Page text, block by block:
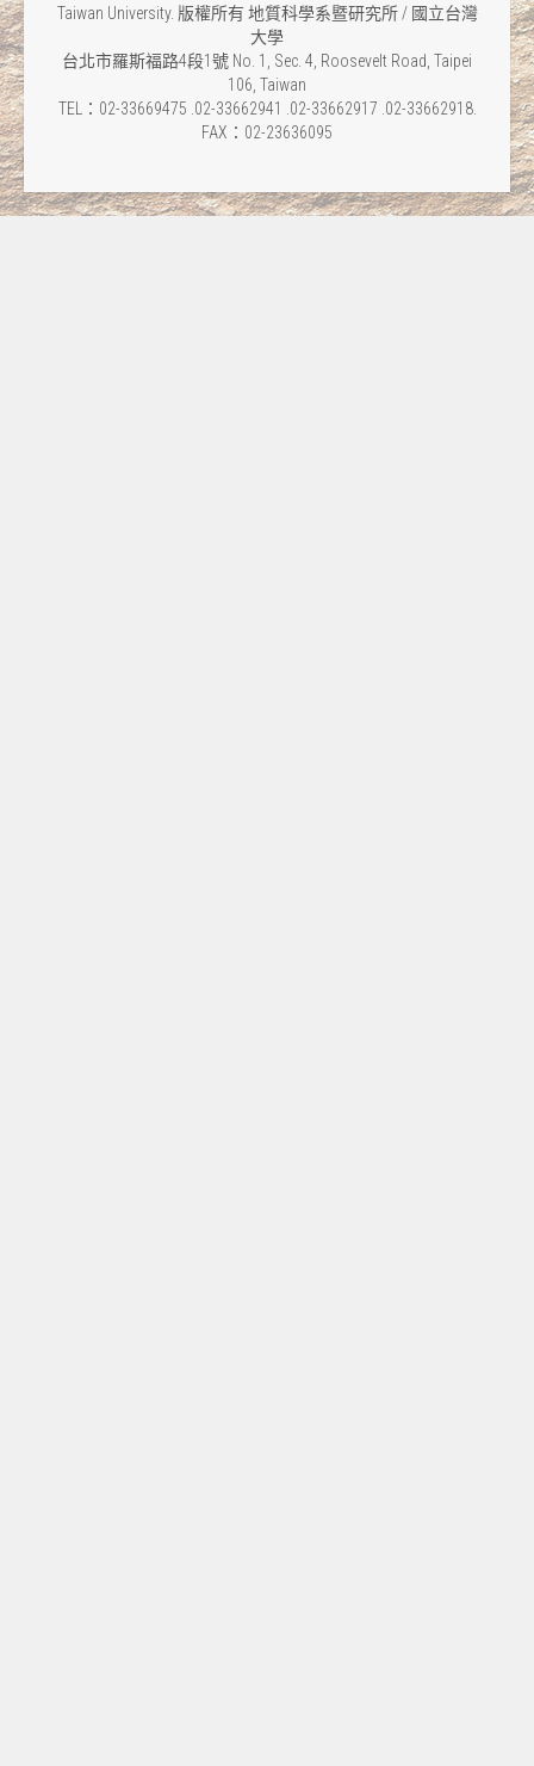
Taiwan University. 版權所有 地質科學系暨研究所 / 國立台灣
大學
台北市羅斯福路4段1號 No. 1, Sec. 4, Roosevelt Road, Taipei
106, Taiwan
TEL：02-33669475 .02-33662941 .02-33662917 .02-33662918.
FAX：02-23636095